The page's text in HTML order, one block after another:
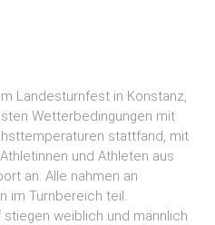
Landesturnfest in Konstanz,
Wetterbedingungen mit
stattfand, mit
und Athleten aus
an. Alle nahmen an
im Turnbereich teil.
weiblich und männlich